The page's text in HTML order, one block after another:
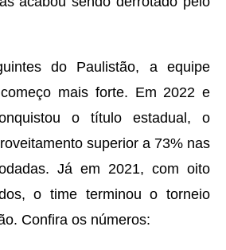
do Paulistão, a equipe
mais forte. Em 2022 e
o título estadual, o
superior a 73% nas
Já em 2021, com oito
o time terminou o torneio
Confira os números: